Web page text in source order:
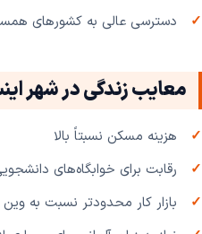
دسترسی عالی به کشورهای
معایب زندگی در شهر
هزینه مسکن نسبتاً بالا
رقابت برای خوابگاه‌های
بازار کار محدودتر نسبت به وین